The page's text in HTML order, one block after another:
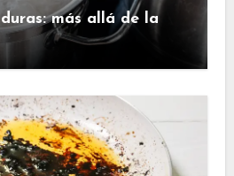
más allá de la